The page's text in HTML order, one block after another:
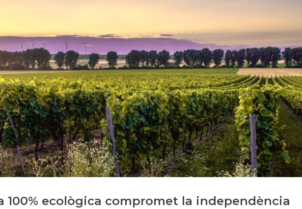
Econòmics i Socials
Organitzacions
Organitzacions
Coneix més
Història
Galeria de Presidents
Biblioteca Arxiu
Seu Social
100% ecològica compromet la independència